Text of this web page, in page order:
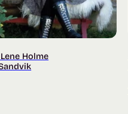
Holme